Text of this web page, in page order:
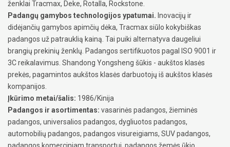
ženklai Tracmax, Deke, Rotalla, Rockstone.
Padangų gamybos technologijos ypatumai. Inovacijų ir
didėjančių gamybos apimčių dėka, Tracmax siūlo kokybiškas
padangos už patrauklią kainą. Tai puiki alternatyva daugeliui
brangių prekinių ženklų. Padangos sertifikuotos pagal ISO 9001 ir
3C reikalavimus. Shandong Yongsheng šūkis - aukštos klasės
prekės, pagamintos aukštos klasės darbuotojų iš aukštos klasės
kompanijos.
Įkūrimo metai/šalis: 1986/Kinija
Padangos ir asortimentas: vasarinės padangos, žieminės
padangos, universalios padangos, dygliuotos padangos,
automobilių padangos, padangos visureigiams, SUV padangos,
padangos komerciniam transportui, padangos žemės ūkio